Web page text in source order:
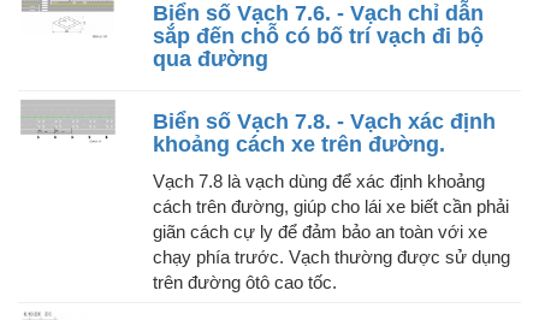
Biển số Vạch 7.6. - Vạch chỉ dẫn
sắp đến chỗ có bố trí vạch đi bộ
qua đường
Biển số Vạch 7.8. - Vạch xác định
khoảng cách xe trên đường.
Vạch 7.8 là vạch dùng để xác định khoảng
cách trên đường, giúp cho lái xe biết cần phải
giãn cách cự ly để đảm bảo an toàn với xe
chạy phía trước. Vạch thường được sử dụng
trên đường ôtô cao tốc.